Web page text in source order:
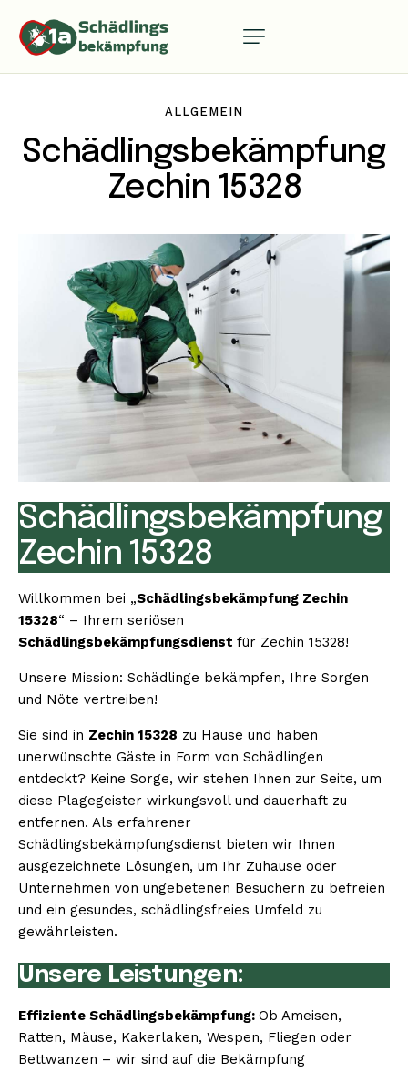
ALLGEMEIN
Schädlingsbekämpfung
Zechin 15328
Schädlingsbekämpfung
Zechin 15328
Willkommen bei „Schädlingsbekämpfung Zechin
15328“ – Ihrem seriösen
Schädlingsbekämpfungsdienst für Zechin 15328!
Unsere Mission: Schädlinge bekämpfen, Ihre Sorgen
und Nöte vertreiben!
Sie sind in Zechin 15328 zu Hause und haben
unerwünschte Gäste in Form von Schädlingen
entdeckt? Keine Sorge, wir stehen Ihnen zur Seite, um
diese Plagegeister wirkungsvoll und dauerhaft zu
entfernen. Als erfahrener
Schädlingsbekämpfungsdienst bieten wir Ihnen
ausgezeichnete Lösungen, um Ihr Zuhause oder
Unternehmen von ungebetenen Besuchern zu befreien
und ein gesundes, schädlingsfreies Umfeld zu
gewährleisten.
Unsere Leistungen:
Effiziente Schädlingsbekämpfung: Ob Ameisen,
Ratten, Mäuse, Kakerlaken, Wespen, Fliegen oder
Bettwanzen – wir sind auf die Bekämpfung